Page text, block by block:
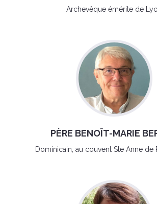
Archevêque émérite de
PÈRE BENOÎT-MARIE
Dominicain, au couvent Ste Anne de